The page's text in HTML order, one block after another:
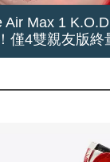
Air Max 1
僅4雙親友版終